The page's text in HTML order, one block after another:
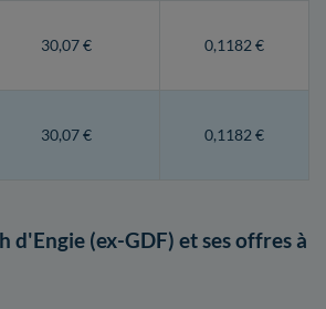
30,07 € 0,1182 €
30,07 € 0,1182 €
d'Engie (ex-GDF) et ses offres à